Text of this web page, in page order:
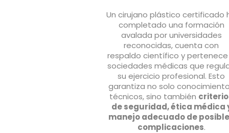
Un cirujano plástico certificado
completado una formación
avalada por universidades
reconocidas, cuenta con
respaldo científico y
sociedades médicas que
su ejercicio profesional. Esto
garantiza no solo
técnicos, sino también
de seguridad, ética médica
manejo adecuado de
complicaciones.